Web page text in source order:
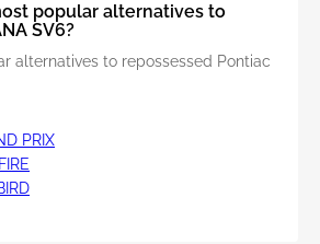
popular alternatives to
SV6?
alternatives to repossessed Pontiac
PRIX